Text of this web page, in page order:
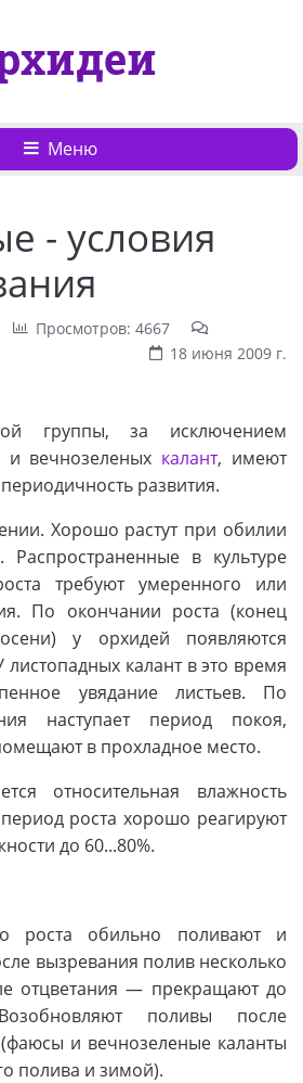
Меню
- условия
Просмотров: 4667
18 июня 2009 г.
группы, за исключением
и вечнозеленых калант, имеют
развития.
Хорошо растут при обилии
Распространенные в культуре
требуют умеренного или
По окончании роста (конец
у орхидей появляются
калант в это время
увядание листьев. По
наступает период покоя,
в прохладное место.
относительная влажность
период роста хорошо реагируют
до 60...80%.
роста обильно поливают и
вызревания полив несколько
отцветания — прекращают до
поливы после
и вечнозеленые каланты
полива и зимой).